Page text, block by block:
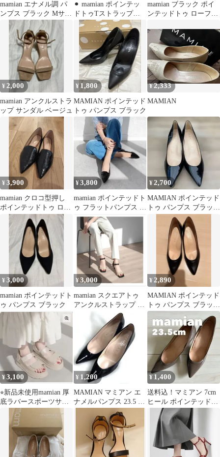
mamian エナメル調 パ
ンプス ブラック Mサイ
⚫︎ mamian ポインテッ
ドトゥTストラップフ
ラットサンダル LL
mamian ブラック ポイ
ンテッドトゥ ローファ
¥ 2,000
mamian アンクルストラ
ップ サンダル ベージュ
¥1,800
MAMIAN ポインテッド
トゥ パンプス ブラック
¥2,333
MAMIAN
¥3,900
mamian クロコ型押し
ポインテッドトゥ ロー
ファー
¥3,800
mamian ポインテッドト
ゥ フラットパンプス ブ
ラック
¥2,700
MAMIAN ポインテッド
トゥ パンプス ブラック
エナメル日本製
¥3,000
mamian ポインテッドト
ゥ パンプス ブラック
¥3,000
mamian スクエアトゥ
アンクルストラップ サ
¥ 2,890
MAMIAN ポインテッド
トゥ パンプス ブラック
25cm
¥3,100
⭐︎新品未使用mamian 厚
底ラバースポーツサン
¥ 1,200
MAMIAN マミアン エ
ナメルパンプス 23.5 黒
ブラック ポインテッド
¥ 1,400
送料込！マミアン 7cm
ヒール ポインテッドト
ゥパンプス グレージュ
23.5